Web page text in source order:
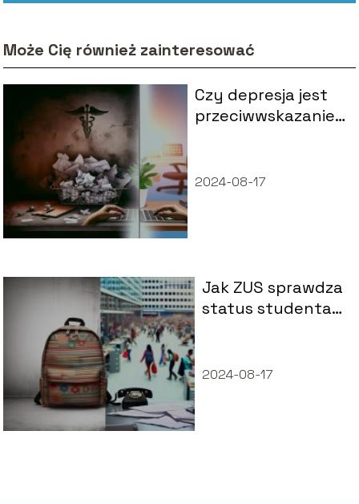
Może Cię również zainteresować
Czy depresja jest
przeciwwskazaniem
2024-08-17
Jak ZUS sprawdza
status studenta?
2024-08-17